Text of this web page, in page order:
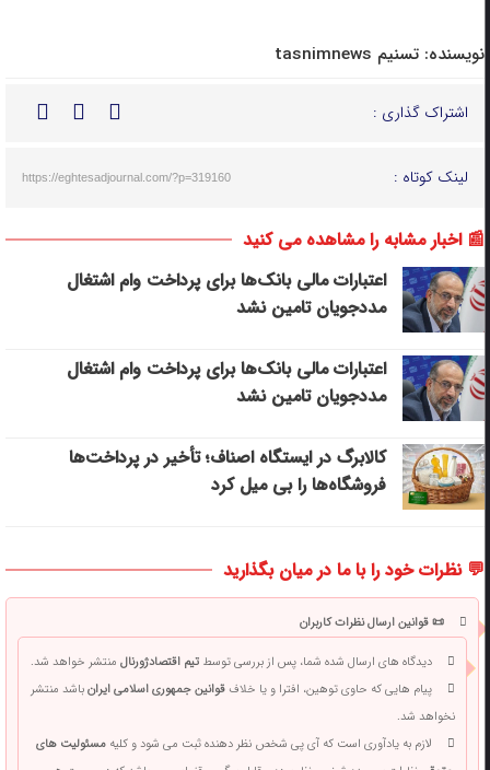
نویسنده: تسنیم tasnimnews
اشتراک گذاری :
لینک کوتاه : https://eghtesadjournal.com/?p=319160
📰 اخبار مشابه را مشاهده می کنید
اعتبارات مالی بانک‌ها برای پرداخت وام اشتغال
مددجویان تامین نشد
اعتبارات مالی بانک‌ها برای پرداخت وام اشتغال
مددجویان تامین نشد
کالابرگ در ایستگاه اصناف؛ تأخیر در پرداخت‌ها
فروشگاه‌ها را بی میل کرد
💬 نظرات خود را با ما در میان بگذارید
📜 قوانین ارسال نظرات کاربران
دیدگاه های ارسال شده شما، پس از بررسی توسطتیم اقتصادژورنالمنتشر خواهد شد.
پیام هایی که حاوی توهین، افترا و یا خلافقوانین جمهوری اسلامی ایرانباشد منتشر
نخواهد شد.
لازم به یادآوری است که آی پی شخص نظر دهنده ثبت می شود و کلیهمسئولیت های